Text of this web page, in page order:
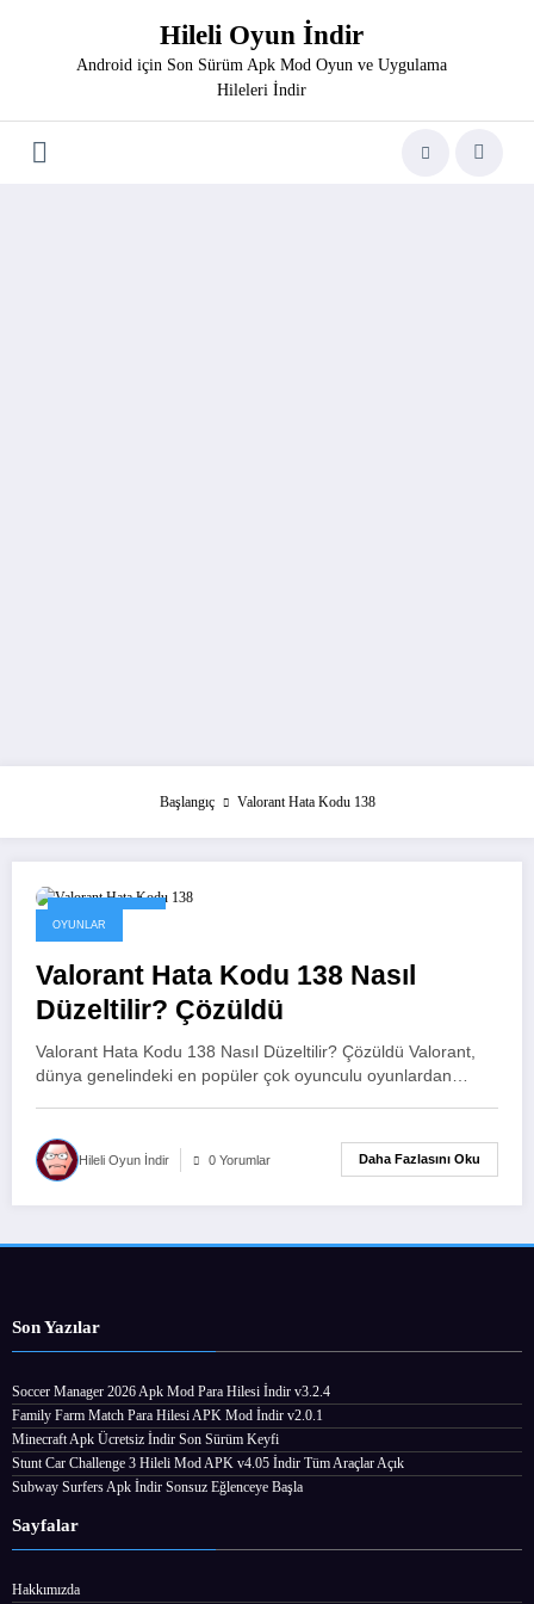
Hileli Oyun İndir
Android için Son Sürüm Apk Mod Oyun ve Uygulama
Hileleri İndir
Başlangıç Valorant Hata Kodu 138
OYUNLAR
Valorant Hata Kodu 138 Nasıl
Düzeltilir? Çözüldü
Valorant Hata Kodu 138 Nasıl Düzeltilir? Çözüldü Valorant,
dünya genelindeki en popüler çok oyunculu oyunlardan…
Hileli Oyun İndir 0 Yorumlar Daha Fazlasını Oku
Son Yazılar
Soccer Manager 2026 Apk Mod Para Hilesi İndir v3.2.4
Family Farm Match Para Hilesi APK Mod İndir v2.0.1
Minecraft Apk Ücretsiz İndir Son Sürüm Keyfi
Stunt Car Challenge 3 Hileli Mod APK v4.05 İndir Tüm Araçlar Açık
Subway Surfers Apk İndir Sonsuz Eğlenceye Başla
Sayfalar
Hakkımızda